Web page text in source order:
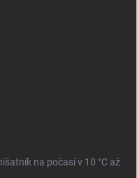
na počasí v 10 °C až